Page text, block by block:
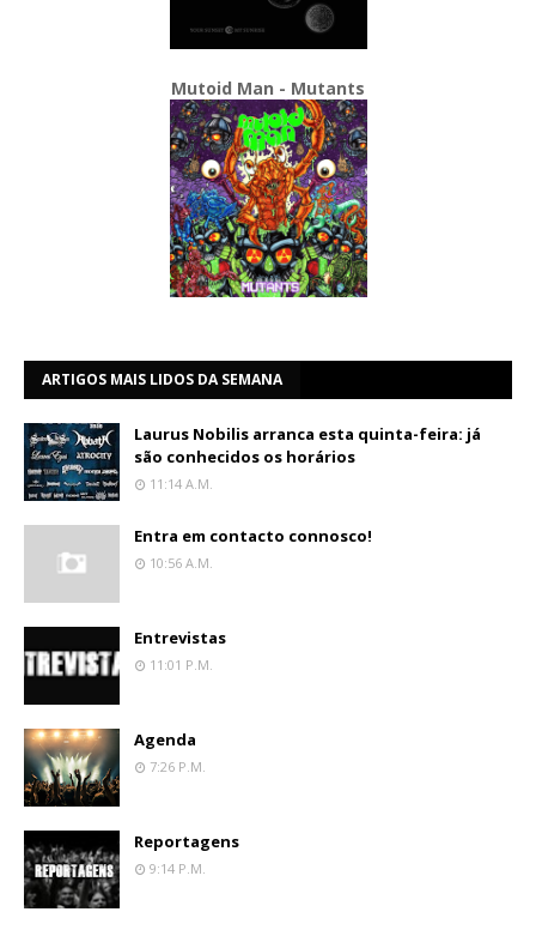
Mutoid Man - Mutants
ARTIGOS MAIS LIDOS DA SEMANA
Laurus Nobilis arranca esta quinta-feira: já
são conhecidos os horários
11:14 A.m.
Entra em contacto connosco!
10:56 A.m.
Entrevistas
11:01 P.m.
Agenda
7:26 P.m.
Reportagens
9:14 P.m.